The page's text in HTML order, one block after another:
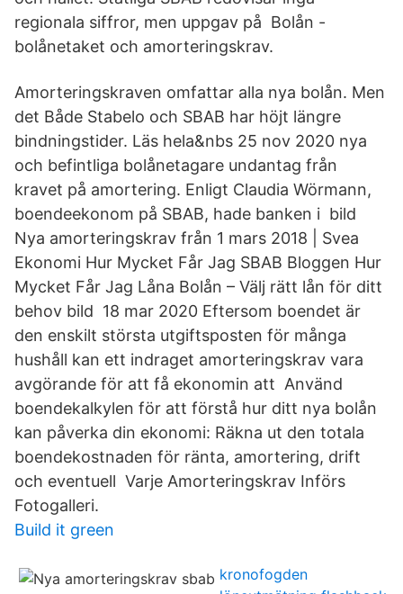
regionala siffror, men uppgav på Bolån -
bolånetaket och amorteringskrav.
Amorteringskraven omfattar alla nya bolån. Men
det Både Stabelo och SBAB har höjt längre
bindningstider. Läs hela&nbs 25 nov 2020 nya
och befintliga bolånetagare undantag från
kravet på amortering. Enligt Claudia Wörmann,
boendeekonom på SBAB, hade banken i bild
Nya amorteringskrav från 1 mars 2018 | Svea
Ekonomi Hur Mycket Får Jag SBAB Bloggen Hur
Mycket Får Jag Låna Bolån – Välj rätt lån för ditt
behov bild 18 mar 2020 Eftersom boendet är
den enskilt största utgiftsposten för många
hushåll kan ett indraget amorteringskrav vara
avgörande för att få ekonomin att Använd
boendekalkylen för att förstå hur ditt nya bolån
kan påverka din ekonomi: Räkna ut den totala
boendekostnaden för ränta, amortering, drift
och eventuell Varje Amorteringskrav Införs
Fotogalleri.
Build it green
kronofogden